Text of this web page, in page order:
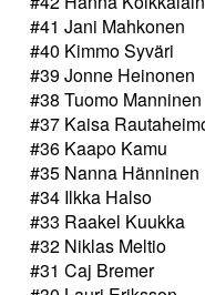
#41 Jani Mahkonen
#40 Kimmo Syväri
#39 Jonne Heinonen
#38 Tuomo Manninen
#37 Kaisa
#36 Kaapo Kamu
#35 Nanna Hänninen
#34 Ilkka Halso
#33 Raakel Kuukka
#32 Niklas Meltio
#31 Caj Bremer